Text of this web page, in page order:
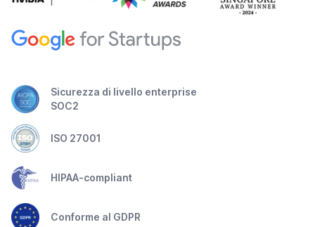
Sicurezza di livello enterprise
SOC2
ISO 27001
HIPAA-compliant
Conforme al GDPR